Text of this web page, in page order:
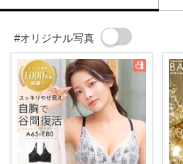
#オリジナル写真